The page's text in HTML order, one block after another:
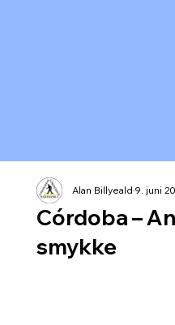
Córdoba –
smykke
Alan Billyeald9. juni